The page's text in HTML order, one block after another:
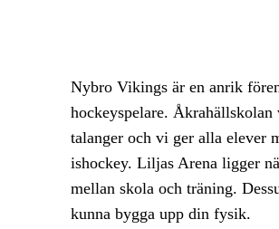
Nybro Vikings är en anrik
hockeyspelare.
talanger och vi ger alla elever
ishockey. Liljas Arena ligger
mellan skola och träning.
kunna bygga upp din fysik.